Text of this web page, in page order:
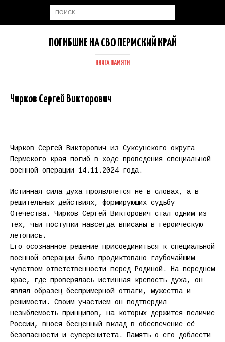
ПОГИБШИЕ НА СВО ПЕРМСКИЙ КРАЙ
КНИГА ПАМЯТИ
Чирков Сергей Викторович
Чирков Сергей Викторович из Суксунского округа
Пермского края погиб в ходе проведения специальной
военной операции 14.11.2024 года.
Истинная сила духа проявляется не в словах, а в
решительных действиях, формирующих судьбу
Отечества. Чирков Сергей Викторович стал одним из
тех, чьи поступки навсегда вписаны в героическую
летопись.
Его осознанное решение присоединиться к специальной
военной операции было продиктовано глубочайшим
чувством ответственности перед Родиной. На переднем
крае, где проверялась истинная крепость духа, он
являл образец беспримерной отваги, мужества и
решимости. Своим участием он подтвердил
незыблемость принципов, на которых держится величие
России, внося бесценный вклад в обеспечение её
безопасности и суверенитета. Память о его доблести